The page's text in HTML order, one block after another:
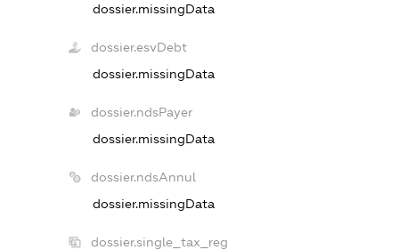
dossier.missingData
dossier.esvDebt
dossier.missingData
dossier.ndsPayer
dossier.missingData
dossier.ndsAnnul
dossier.missingData
dossier.single_tax_reg